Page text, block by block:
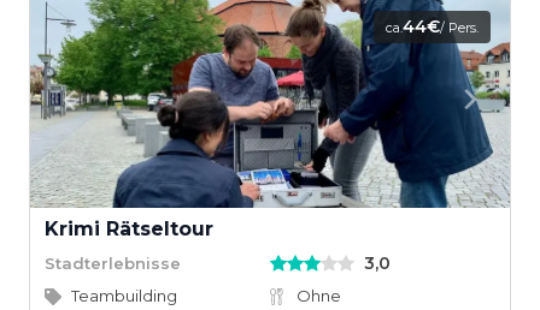
ca.44€/ Pers.
Krimi Rätseltour
Stadterlebnisse 3,0
Teambuilding
Ohne